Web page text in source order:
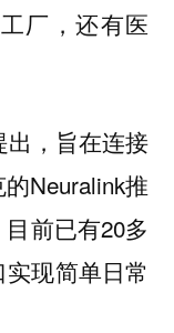
厂，还有医
出，旨在连接
Neuralink推
前已有20多
现简单日常